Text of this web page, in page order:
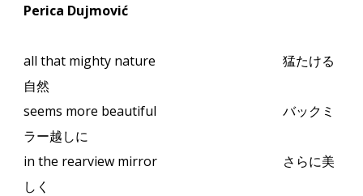
Perica Dujmović
all that mighty nature
猛たける
自然
seems more beautiful
バックミ
ラー越しに
in the rearview mirror
さらに美
しく